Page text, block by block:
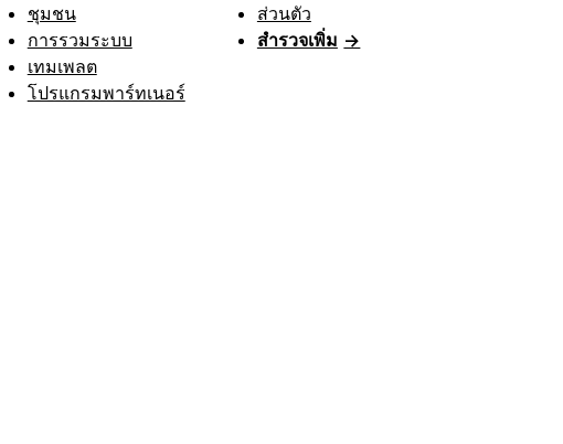
ชุมชน
การรวมระบบ
เทมเพลต
โปรแกรมพาร์ทเนอร์
ส่วนตัว
สำรวจเพิ่ม →